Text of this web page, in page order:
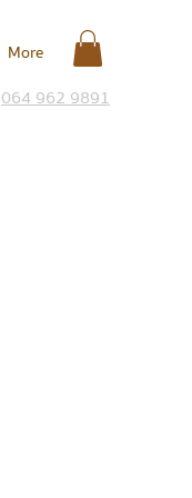
More
064 962 9891